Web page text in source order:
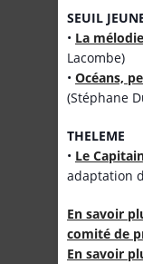
SEUIL
• La
Lacombe)
• Océans,
(Stéphane
THELEME
• Le
adaptation
En savoir
comité de
En savoir